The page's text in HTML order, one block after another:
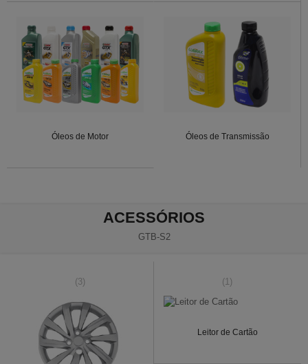
Óleos de Motor Óleos de Transmissão
ACESSÓRIOS
GTB-S2
(3) (1)
Leitor de Cartão